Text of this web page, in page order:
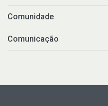
Comunidade
Comunicação